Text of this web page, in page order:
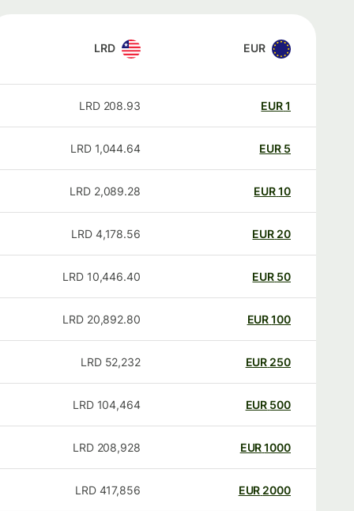
EUR
LRD
EUR
208.93
LRD
EUR
1,044.64
LRD
EUR
2,089.28
LRD
20
EUR
4,178.56
LRD
50
EUR
10,446.40
LRD
100
EUR
20,892.80
LRD
250
EUR
52,232
LRD
500
EUR
104,464
LRD
1000
EUR
208,928
LRD
2000
EUR
417,856
LRD